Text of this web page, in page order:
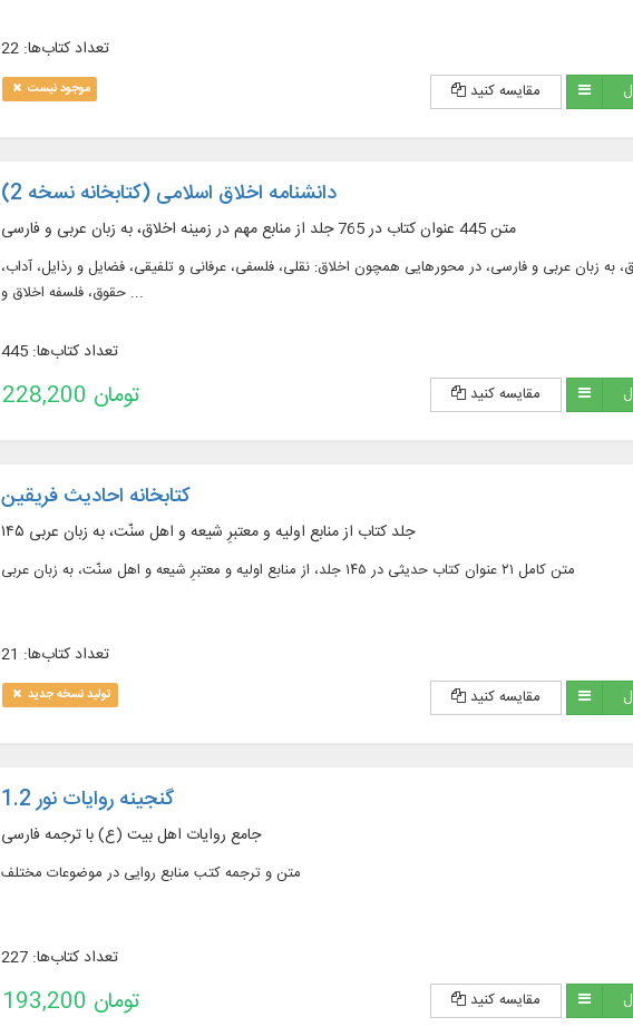
تعداد کتاب‌ها: 22
موجود نیست مقایسه کنید
دانشنامه اخلاق اسلامی (کتابخانه نسخه 2)
متن 445 عنوان کتاب در 765 جلد از منابع مهم در زمينه اخلاق، به زبان عربی و فارسی
مهم در زمينه اخلاق، به زبان عربی و فارسی، در محورهایی همچون اخلاق: نقلی، فلسفی، عرفانی و تلفیقی، فضایل و رذایل، آداب،
حقوق، فلسفه اخلاق و ...
تعداد کتاب‌ها: 445
228,200 تومان مقایسه کنید
کتابخانه احادیث فریقین
۱۴۵ جلد کتاب از منابع اولیه و معتبرِ شیعه و اهل سنّت، به زبان عربی
متن کامل ۲۱ عنوان کتاب حدیثی در ۱۴۵ جلد، از منابع اولیه و معتبرِ شیعه و اهل سنّت، به زبان عربی
تعداد کتاب‌ها: 21
تولید نسخه جدید مقایسه کنید
گنجینه روایات نور 1.2
جامع روایات اهل بیت (ع) با ترجمه فارسی
متن و ترجمه کتب منابع روایی در موضوعات مختلف
تعداد کتاب‌ها: 227
193,200 تومان مقایسه کنید